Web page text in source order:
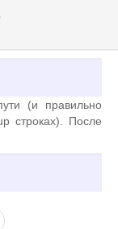
(и правильно
строках). После